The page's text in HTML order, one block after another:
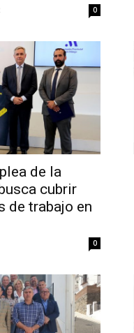
0
de la
cubrir
de trabajo en
0